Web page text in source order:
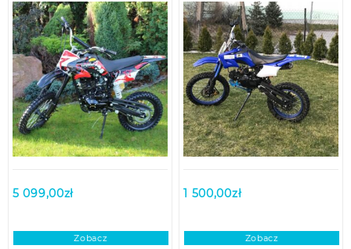
5 099,00zł
Zobacz
1 500,00zł
Zobacz